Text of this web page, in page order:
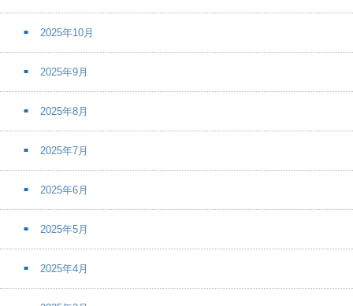
2025年10月
2025年9月
2025年8月
2025年7月
2025年6月
2025年5月
2025年4月